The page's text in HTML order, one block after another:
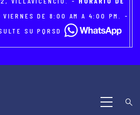
VIERNES DE 8:00 AM A 4:00 PM. -
SU PQRSD